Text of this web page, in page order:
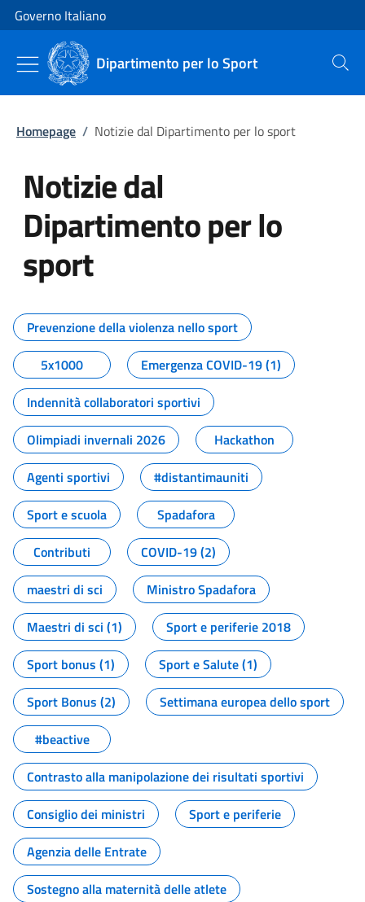
Vai al contenuto
Vai alla navigazione del sito
Governo Italiano
Dipartimento per lo Sport Cerca
Homepage / Notizie dal Dipartimento per lo sport
Notizie dal
Dipartimento per lo
sport
Tutti i contenuti della pagina
Prevenzione della violenza nello sport
5x1000
Emergenza COVID-19 (1)
Indennità collaboratori sportivi
Olimpiadi invernali 2026
Hackathon
Agenti sportivi
#distantimauniti
Sport e scuola
Spadafora
Contributi
COVID-19 (2)
maestri di sci
Ministro Spadafora
Maestri di sci (1)
Sport e periferie 2018
Sport bonus (1)
Sport e Salute (1)
Sport Bonus (2)
Settimana europea dello sport
#beactive
Contrasto alla manipolazione dei risultati sportivi
Consiglio dei ministri
Sport e periferie
Agenzia delle Entrate
Sostegno alla maternità delle atlete